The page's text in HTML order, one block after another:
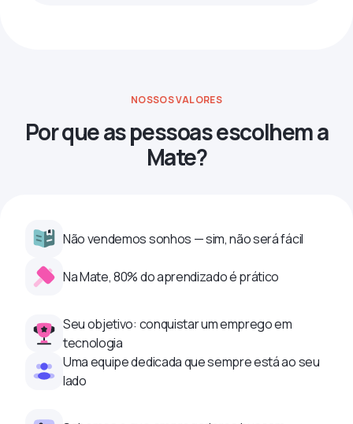
NOSSOS VALORES
Por que as pessoas escolhem a
Mate?
Não vendemos sonhos — sim, não será fácil
Na Mate, 80% do aprendizado é prático
Seu objetivo: conquistar um emprego em
tecnologia
Uma equipe dedicada que sempre está ao seu
lado